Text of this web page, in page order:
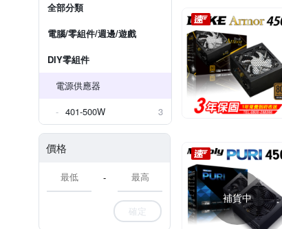
全部分類
電腦/零組件/週邊/遊戲
DIY零組件
電源供應器
401-500W
3
價格
-
確定
補貨中